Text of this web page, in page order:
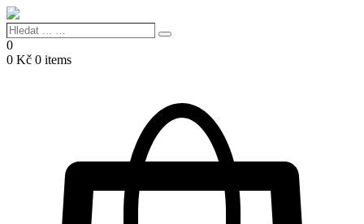
Hledat
...
…
Search
0
0 Kč 0 items